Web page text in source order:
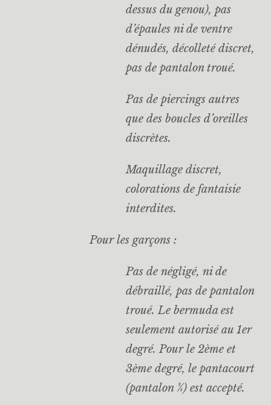
dessus du genou), pas
d’épaules ni de ventre
dénudés, décolleté discret,
pas de pantalon troué.
Pas de piercings autres
que des boucles d’oreilles
discrètes.
Maquillage discret,
colorations de fantaisie
interdites.
Pour les garçons :
Pas de négligé, ni de
débraillé, pas de pantalon
troué. Le bermuda est
seulement autorisé au 1er
degré. Pour le 2ème et
3ème degré, le pantacourt
(pantalon ¾) est accepté.